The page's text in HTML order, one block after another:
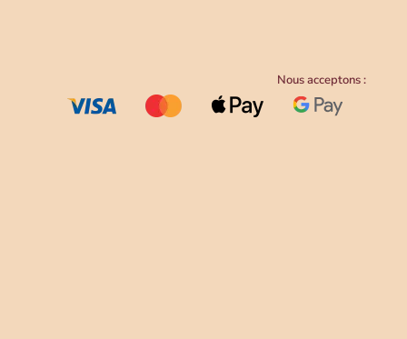
Nous acceptons :